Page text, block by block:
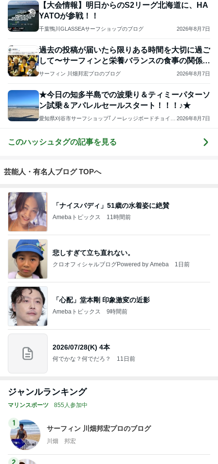
【大会情報】明日からのS2リーグ北海道に、HA
YATOが参戦！！
千葉鴨川GLASSEAサーフショップのブログ 2026年8月7日
過去の投稿が届いたら限りある時間を大切に過ご
して〜サーフィンと栄養バランスの食事の関係が
大切〜♪
サーフィン 川畑邦宏プロのブログ 2026年8月7日
★今日の知多半島での波乗り＆ティミーパターソ
ン試乗＆アパレルセールスタート！！！♪★
愛知県刈谷市サーフショップ｢ノーレッジボードチョイ
2026年8月7日
このハッシュタグの記事を見る
芸能人・有名人ブログ TOPへ
「ナイスバディ」51歳の水着姿に絶賛
Amebaトピックス 11時間前
悲しすぎて立ち直れない。
クロオフィシャルブログPowered by Ameba 1日前
「心配」堂本剛 印象激変の近影
Amebaトピックス 9時間前
2026/07/28(K) 4本
何でかな？何でだろ？ 11日前
ジャンルランキング
マリンスポーツ 855人参加中
1
サーフィン 川畑邦宏プロのブログ
川畑 邦宏
2